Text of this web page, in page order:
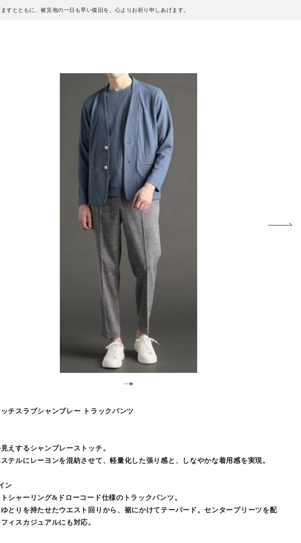
すとともに、被災地の一日も早い復旧を、心よりお祈り申しあげます。
12345
チスラブシャンブレー トラックパンツ
えするシャンブレーストッチ。
テルにレーヨンを混紡させて、軽量化した張り感と、しなやかな着用感を実現。
ン
シャーリング&ドローコード仕様のトラックパンツ。
とりを持たせたウエスト回りから、裾にかけてテーパード。センタープリーツを配
ィスカジュアルにも対応。